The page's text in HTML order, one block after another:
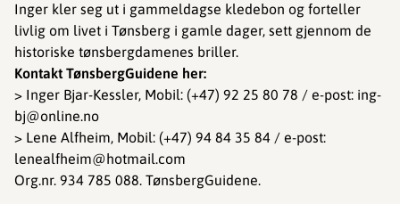
Inger kler seg ut i gammeldagse kledebon og forteller
livlig om livet i Tønsberg i gamle dager, sett gjennom de
historiske tønsbergdamenes briller.
Kontakt TønsbergGuidene her:
> Inger Bjar-Kessler, Mobil: (+47) 92 25 80 78 / e-post: ing-
bj@online.no
> Lene Alfheim, Mobil: (+47) 94 84 35 84 / e-post:
lenealfheim@hotmail.com
Org.nr. 934 785 088. TønsbergGuidene.